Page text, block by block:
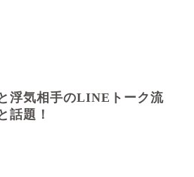
浮気相手のLINEトーク流
話題！